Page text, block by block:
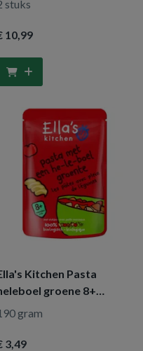
stuks
10,99
Kitchen Pasta
groene 8+
gram
3,49